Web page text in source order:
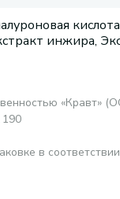
инжира,
«Кравт»
190
в